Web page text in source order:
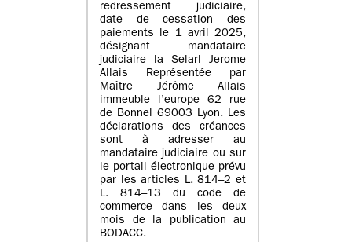
redressement judiciaire,
date de cessation des
paiements le 1 avril 2025,
désignant mandataire
judiciaire la Selarl Jerome
Allais Représentée par
Maître Jérôme Allais
immeuble l’europe 62 rue
de Bonnel 69003 Lyon. Les
déclarations des créances
sont à adresser au
mandataire judiciaire ou sur
le portail électronique prévu
par les articles L. 814–2 et
L. 814–13 du code de
commerce dans les deux
mois de la publication au
BODACC.